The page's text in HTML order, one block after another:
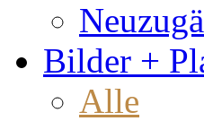
Bilder +
Alle